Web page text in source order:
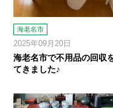
海老名市
2025年09月20日
海老名市で不用品の回収
てきました♪